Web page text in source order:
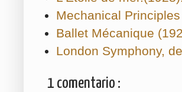
Mechanical
Ballet Mécanique
London Symphony,
1 comentario :